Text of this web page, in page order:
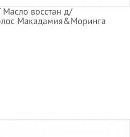
Масло восстан д/
Макадамия&Моринга